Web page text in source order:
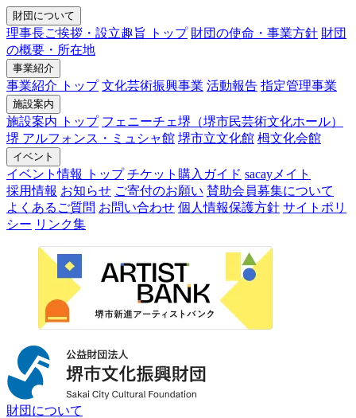
財団について
理事長ご挨拶・設立趣旨 トップ 財団の使命・事業方針 財団
の概要・所在地
事業紹介
事業紹介 トップ 文化芸術振興事業 活動報告 指定管理事業
施設案内
施設案内 トップ フェニーチェ堺（堺市民芸術文化ホール）
堺 アルフォンス・ミュシャ館 堺市立文化館 栂文化会館
イベント
イベント情報 トップ チケット購入ガイド sacayメイト
採用情報 お知らせ ご寄付のお願い 賛助会員募集について
よくあるご質問 お問い合わせ 個人情報保護方針 サイトポリ
シー リンク集
財団について